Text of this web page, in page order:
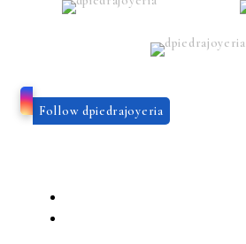
Follow dpiedrajoyeria